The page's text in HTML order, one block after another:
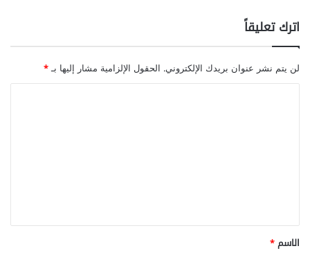
اترك تعليقاً
لن يتم نشر عنوان بريدك الإلكتروني. الحقول الإلزامية مشار إليها بـ*
*
الاسم*